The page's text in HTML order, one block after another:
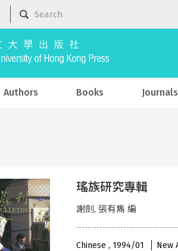
Authors Books Journals
瑤族研究專輯
謝劍, 張有雋 編
Chinese , 1994/01 New